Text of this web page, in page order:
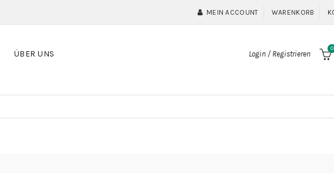
MEIN ACCOUNT WARENKORB
ÜBER UNS Login / Registrieren
0